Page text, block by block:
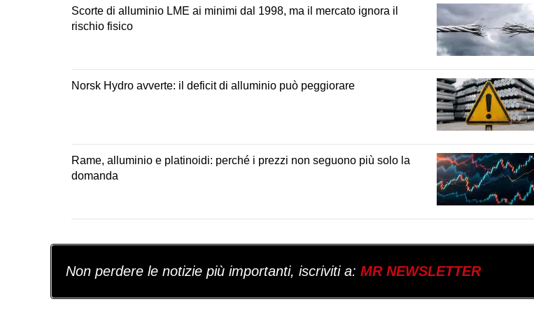
Scorte di alluminio LME ai minimi dal 1998, ma il mercato ignora il
rischio fisico
Norsk Hydro avverte: il deficit di alluminio può peggiorare
Rame, alluminio e platinoidi: perché i prezzi non seguono più solo la
domanda
Non perdere le notizie più importanti, iscriviti a: MR NEWSLETTER